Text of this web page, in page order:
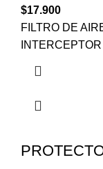
$17.900
FILTRO DE